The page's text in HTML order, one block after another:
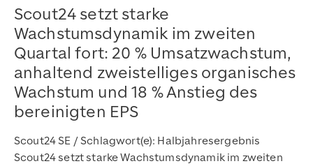
https://www.scout24.com/fileadmin/user_upload/
Scout24 setzt starke
Wachstumsdynamik im zweiten
Quartal fort: 20 % Umsatzwachstum,
anhaltend zweistelliges organisches
Wachstum und 18 % Anstieg des
bereinigten EPS
Scout24 SE / Schlagwort(e): Halbjahresergebnis
Scout24 setzt starke Wachstumsdynamik im zweiten